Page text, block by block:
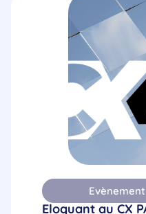
Eloquant au CX